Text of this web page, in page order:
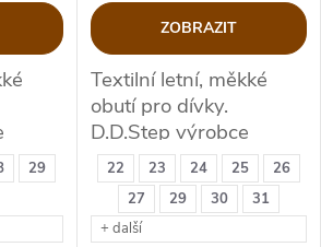
29
22 23 24 25
26
27
29 30
31
+ další
ZOBRAZIT
Textilní letní, měkké
obutí pro dívky.
D.D.Step výrobce
kvalitní zdravotní obuvi.